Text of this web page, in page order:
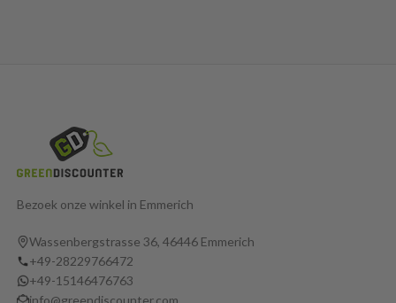
Bezoek onze winkel in Emmerich
Wassenbergstrasse 36, 46446 Emmerich
+49-28229766472
+49-15146476763
info@greendiscounter.com